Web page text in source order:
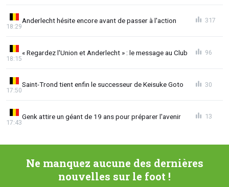
Anderlecht hésite encore avant de passer à l'action
18:29
317
« Regardez l'Union et Anderlecht » : le message au Club
18:15
96
Saint-Trond tient enfin le successeur de Keisuke Goto
17:50
30
Genk attire un géant de 19 ans pour préparer l'avenir
17:43
13
Ne manquez aucune des dernières
nouvelles sur le foot !